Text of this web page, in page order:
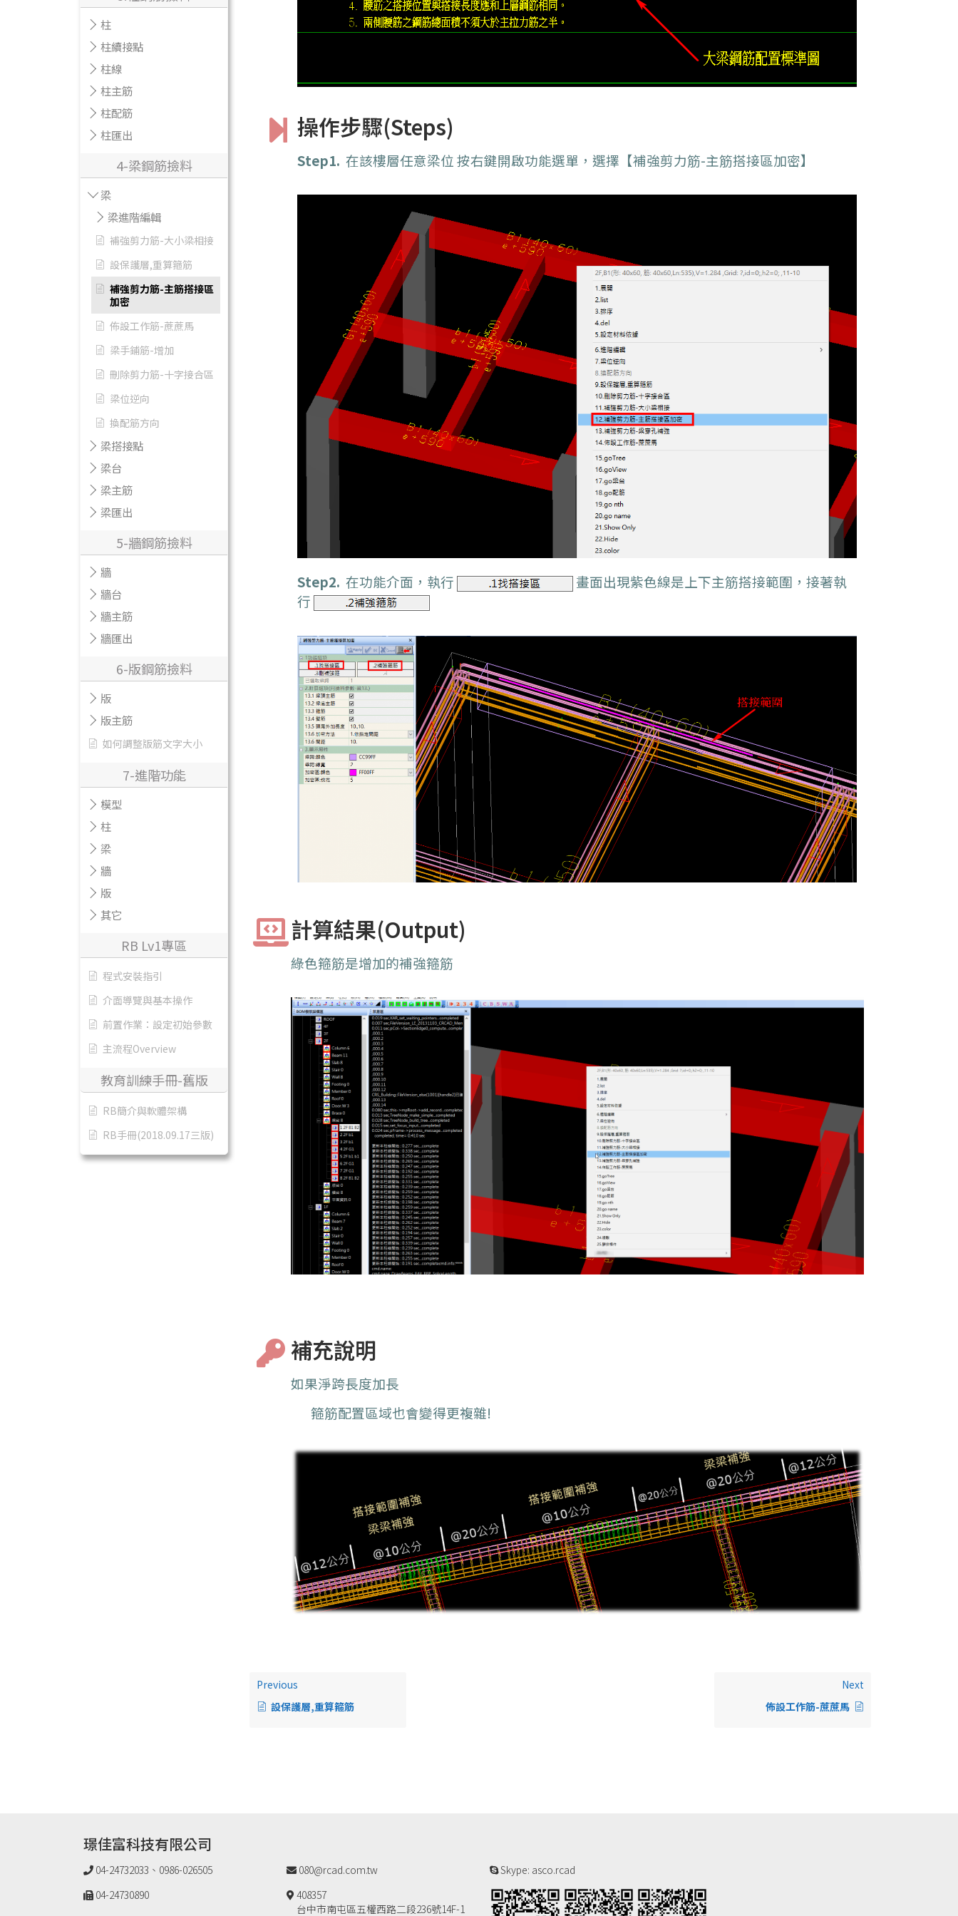
柱
柱續接點
柱線
柱主筋
柱配筋
柱匯出
4-梁鋼筋撿料
梁
梁進階編輯
補強剪力筋-大小梁相接
設保護層,重算箍筋
補強剪力筋-主筋搭接區
加密
佈設工作筋-蔗蔗馬
梁手鋪筋-增加
刪除剪力筋-十字接合區
梁位逆向
換配筋方向
梁搭接點
梁台
梁主筋
梁匯出
5-牆鋼筋撿料
牆
牆台
牆主筋
牆匯出
6-版鋼筋撿料
版
版主筋
如何調整版筋文字大小
7-進階功能
模型
柱
梁
牆
版
其它
RB Lv1專區
程式安裝指引
介面導覽與基本操作
前置作業：設定初始參數
主流程Overview
教育訓練手冊-舊版
RB簡介與軟體架構
RB手冊(2018.09.17三版)
操作步驟(Steps)
Step1. 在該樓層任意梁位 按右鍵開啟功能選單，選擇【補強剪力筋-主筋搭接區加密】
Step2. 在功能介面，執行
畫面出現紫色線是上下主筋搭接範圍，接著執
行
計算結果(Output)
綠色箍筋是增加的補強箍筋
補充說明
如果淨跨長度加長
箍筋配置區域也會變得更複雜!
Previous
設保護層,重算箍筋
Next
佈設工作筋-蔗蔗馬
璟佳富科技有限公司
04-24732033、0986-026505
04-24730890
080@rcad.com.tw
408357
台中市南屯區五權西路二段236號14F-1
Skype: asco.rcad